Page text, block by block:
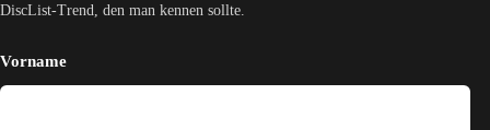
DiscList-Trend, den man kennen sollte.
Vorname